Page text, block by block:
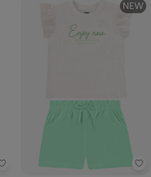
Milon - Conjunto Menina Flor
NEW